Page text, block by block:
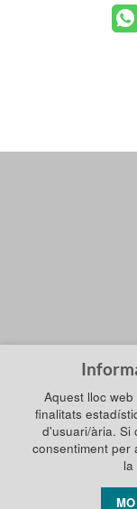
Aquest lloc
finalitats
d'usuari/ària. Si
consentiment per